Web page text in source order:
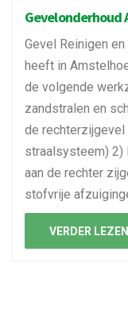
Gevelonderhoud
Gevel Reinigen
heeft in
de volgende
zandstralen en
de rechterzijgevel
straalsysteem) 2)
aan de rechter
stofvrije
VERDER LEZEN